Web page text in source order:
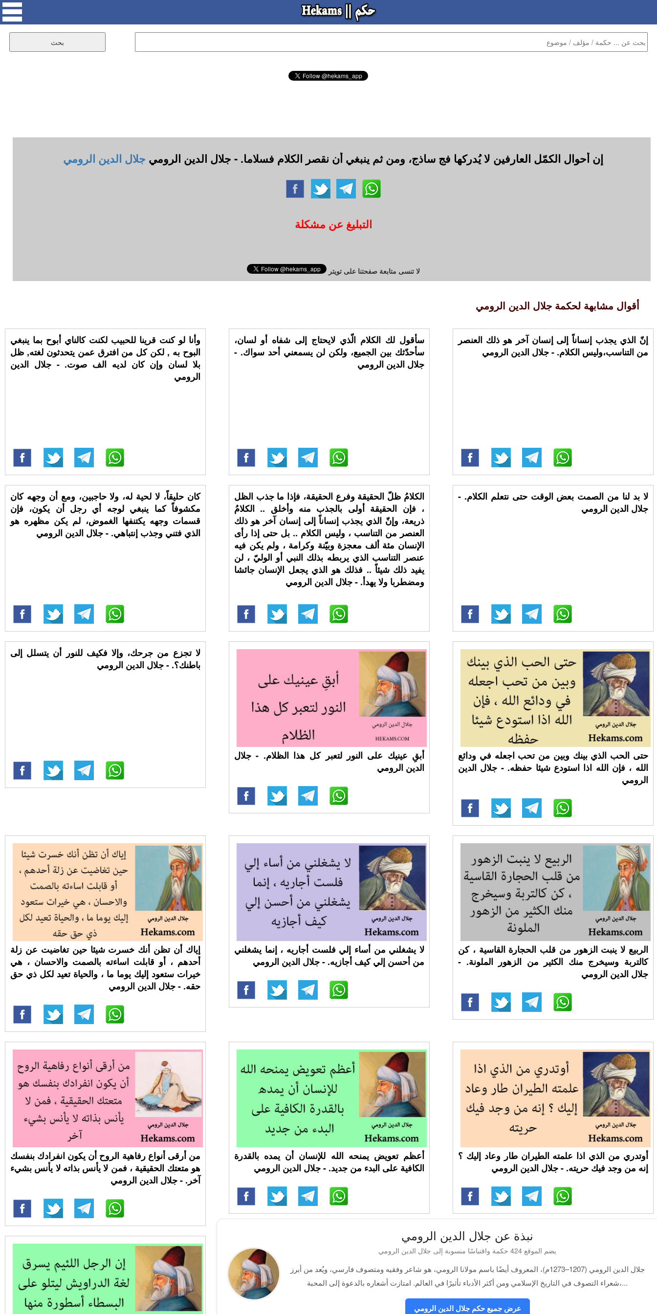
إن أحوال الكمّل العارفين لا يُدركها فج ساذج، ومن ثم ينبغي أن نقصر الكلام فسلاما. - جلال الدين الرومي جلال الدين الرومي
التبليغ عن مشكلة
لا تنسى متابعة صفحتنا على تويتر
أقوال مشابهة لحكمة جلال الدين الرومي
وأنا لو كنت قرينا للحبيب لكنت كالناي أبوح بما ينبغي
البوح به , لكن كل من افترق عمن يتحدثون لغته, ظل
بلا لسان وإن كان لديه الف صوت. - جلال الدين
الرومي
سأقول لك الكلام الّذي لايحتاج إلى شفاه أو لسان،
سأحدّثك بين الجميع، ولكن لن يسمعني أحد سواك. -
جلال الدين الرومي
إنّ الذي يجذب إنساناً إلى إنسان آخر هو ذلك العنصر
من التناسب،وليس الكلام. - جلال الدين الرومي
كان حليقاً، لا لحية له، ولا حاجبين، ومع أن وجهه كان
مكشوفاً كما ينبغي لوجه أي رجل أن يكون، فإن
قسمات وجهه يكتنفها الغموض، لم يكن مظهره هو
الذي فتني وجذب إنتباهي. - جلال الدين الرومي
الكلامُ ظلّ الحقيقة وفرع الحقيقة، فإذا ما جذب الظل
، فإن الحقيقة أولى بالجذب منه وأخلق .. الكلامُ
ذريعة، وإنّ الذي يجذب إنساناً إلى إنسان آخر هو ذلك
العنصر من التناسب ، وليس الكلام .. بل حتى إذا رأى
الإنسان مئة ألف معجزة وبيّنة وكرامة ، ولم يكن فيه
عنصر التناسب الذي يربطه بذلك النبي أو الوليّ ، لن
يفيد ذلك شيئاً .. فذلك هو الذي يجعل الإنسان جائشا
ومضطربا ولا يهدأ. - جلال الدين الرومي
لا بد لنا من الصمت بعض الوقت حتى نتعلم الكلام. -
جلال الدين الرومي
لا تجزع من جرحك، وإلا فكيف للنور أن يتسلل إلى
باطنك؟. - جلال الدين الرومي
أبقِ عينيك على النور لتعبر كل هذا الظلام. - جلال
الدين الرومي
حتى الحب الذي بينك وبين من تحب اجعله في ودائع
الله ، فإن الله اذا استودع شيئا حفظه. - جلال الدين
الرومي
إياك أن تظن أنك خسرت شيئا حين تغاضيت عن زلة
أحدهم ، أو قابلت اساءته بالصمت والاحسان ، هي
خيرات ستعود إليك يوما ما ، والحياة تعيد لكل ذي حق
حقه. - جلال الدين الرومي
لا يشغلني من أساء إلي فلست أجاريه ، إنما يشغلني
من أحسن إلي كيف أجازيه. - جلال الدين الرومي
الربيع لا ينبت الزهور من قلب الحجارة القاسية ، كن
كالتربة وسيخرج منك الكثير من الزهور الملونة. -
جلال الدين الرومي
من أرقى أنواع رفاهية الروح أن يكون انفرادك بنفسك
هو متعتك الحقيقية ، فمن لا يأنس بذاته لا يأنس بشيء
آخر. - جلال الدين الرومي
أعظم تعويض يمنحه الله للإنسان أن يمده بالقدرة
الكافية على البدء من جديد. - جلال الدين الرومي
أوتدري من الذي اذا علمته الطيران طار وعاد إليك ؟
إنه من وجد فيك حريته. - جلال الدين الرومي
نبذة عن جلال الدين الرومي
يضم الموقع 424 حكمة واقتباسًا منسوبة إلى جلال الدين الرومي
جلال الدين الرومي (1207–1273م)، المعروف أيضًا باسم مولانا الرومي، هو شاعر وفقيه ومتصوف فارسي، ويُعد من أبرز
شعراء التصوف في التاريخ الإسلامي ومن أكثر الأدباء تأثيرًا في العالم. امتازت أشعاره بالدعوة إلى المحبة،...
عرض جميع حكم جلال الدين الرومي